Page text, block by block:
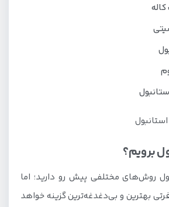
برویم؟
روش‌های مختلفی پیش رو دارید؛ اما
بهترین و بی‌دغدغه‌ترین گزینه خواهد